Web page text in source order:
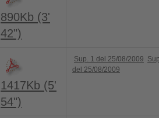
890Kb (3'
42")
1417Kb (5'
54")
Sup. 1 del 25/08/2009
del 25/08/2009